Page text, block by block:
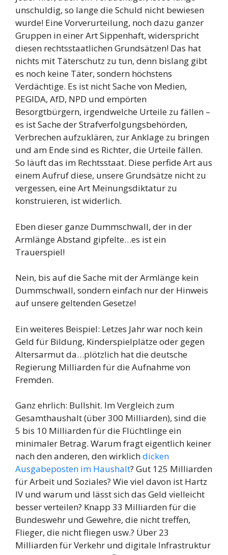
unschuldig, so lange die Schuld nicht bewiesen
wurde! Eine Vorverurteilung, noch dazu ganzer
Gruppen in einer Art Sippenhaft, widerspricht
diesen rechtsstaatlichen Grundsätzen! Das hat
nichts mit Täterschutz zu tun, denn bislang gibt
es noch keine Täter, sondern höchstens
Verdächtige. Es ist nicht Sache von Medien,
PEGIDA, AfD, NPD und empörten
Besorgtbürgern, irgendwelche Urteile zu fällen –
es ist Sache der Strafverfolgungsbehörden,
Verbrechen aufzuklären, zur Anklage zu bringen
und am Ende sind es Richter, die Urteile fällen.
So läuft das im Rechtsstaat. Diese perfide Art aus
einem Aufruf diese, unsere Grundsätze nicht zu
vergessen, eine Art Meinungsdiktatur zu
konstruieren, ist widerlich.
Eben dieser ganze Dummschwall, der in der
Armlänge Abstand gipfelte…es ist ein
Trauerspiel!
Nein, bis auf die Sache mit der Armlänge kein
Dummschwall, sondern einfach nur der Hinweis
auf unsere geltenden Gesetze!
Ein weiteres Beispiel: Letzes Jahr war noch kein
Geld für Bildung, Kinderspielplätze oder gegen
Altersarmut da…plötzlich hat die deutsche
Regierung Milliarden für die Aufnahme von
Fremden.
Ganz ehrlich: Bullshit. Im Vergleich zum
Gesamthaushalt (über 300 Milliarden), sind die
5 bis 10 Milliarden für die Flüchtlinge ein
minimaler Betrag. Warum fragt eigentlich keiner
nach den anderen, den wirklichdicken
Ausgabeposten im Haushalt? Gut 125 Milliarden
für Arbeit und Soziales? Wie viel davon ist Hartz
IV und warum und lässt sich das Geld vielleicht
besser verteilen? Knapp 33 Milliarden für die
Bundeswehr und Gewehre, die nicht treffen,
Flieger, die nicht fliegen usw.? Über 23
Milliarden für Verkehr und digitale Infrastruktur